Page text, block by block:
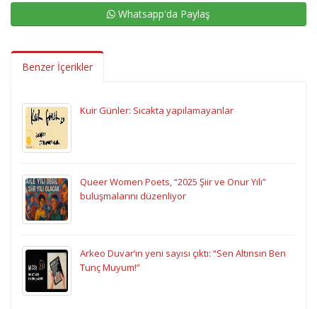
Whatsapp'da Paylaş
Benzer İçerikler
Kuir Günler: Sıcakta yapılamayanlar
Queer Women Poets, “2025 Şiir ve Onur Yılı”
buluşmalarını düzenliyor
Arkeo Duvar’ın yeni sayısı çıktı: “Sen Altınsın Ben
Tunç Muyum!”